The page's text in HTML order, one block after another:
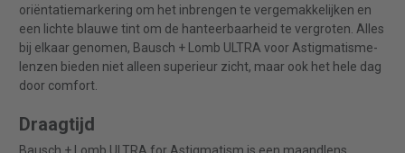
oriëntatiemarkering om het inbrengen te vergemakkelijken en
een lichte blauwe tint om de hanteerbaarheid te vergroten. Alles
bij elkaar genomen, Bausch + Lomb ULTRA voor Astigmatisme-
lenzen bieden niet alleen superieur zicht, maar ook het hele dag
door comfort.
Draagtijd